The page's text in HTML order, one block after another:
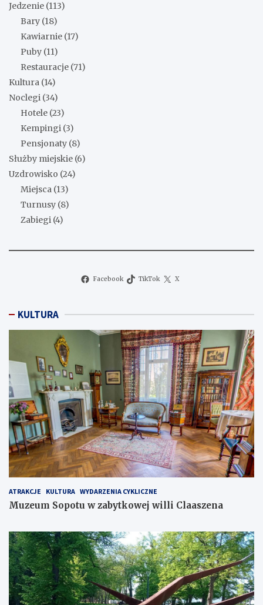
Jedzenie (113)
Bary (18)
Kawiarnie (17)
Puby (11)
Restauracje (71)
Kultura (14)
Noclegi (34)
Hotele (23)
Kempingi (3)
Pensjonaty (8)
Służby miejskie (6)
Uzdrowisko (24)
Miejsca (13)
Turnusy (8)
Zabiegi (4)
Facebook TikTok X
KULTURA
ATRAKCJE KULTURA WYDARZENIA CYKLICZNE
Muzeum Sopotu w zabytkowej willi Claaszena